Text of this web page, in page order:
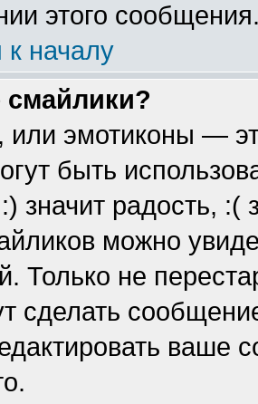
этого
к началу
смайлики?
эмотиконы —
быть
значит радость, :(
можно
Только не
сделать
ваше